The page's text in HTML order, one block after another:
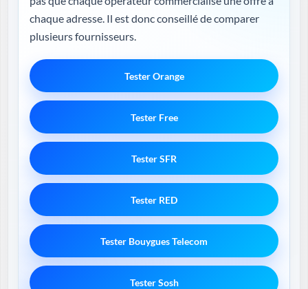
chaque adresse. Il est donc conseillé de comparer
plusieurs fournisseurs.
Tester Orange
Tester Free
Tester SFR
Tester RED
Tester Bouygues Telecom
Tester Sosh